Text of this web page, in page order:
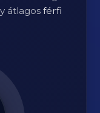
átlagos férfi